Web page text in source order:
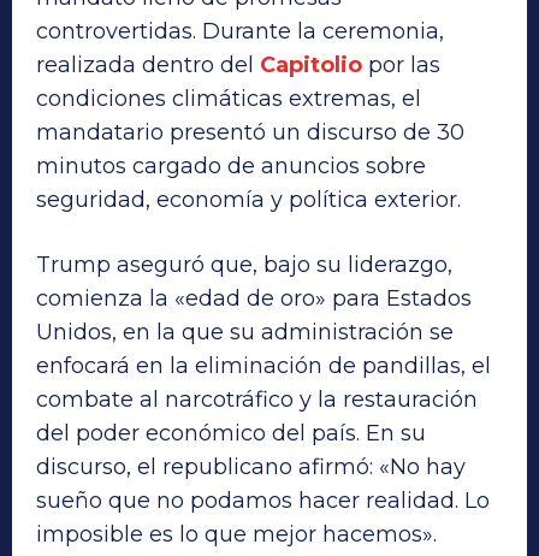
controvertidas. Durante la ceremonia,
realizada dentro del Capitolio por las
condiciones climáticas extremas, el
mandatario presentó un discurso de 30
minutos cargado de anuncios sobre
seguridad, economía y política exterior.
Trump aseguró que, bajo su liderazgo,
comienza la «edad de oro» para Estados
Unidos, en la que su administración se
enfocará en la eliminación de pandillas, el
combate al narcotráfico y la restauración
del poder económico del país. En su
discurso, el republicano afirmó: «No hay
sueño que no podamos hacer realidad. Lo
imposible es lo que mejor hacemos».